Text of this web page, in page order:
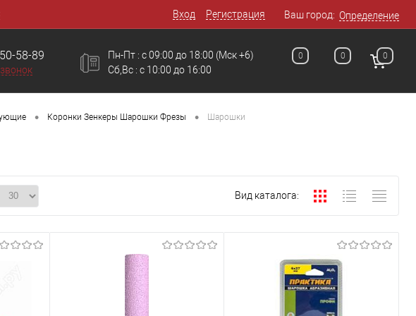
Вход Регистрация Ваш город: Определение
58-89
Пн-Пт : с 09:00 до 18:00
Сб,Вс : c 10:00 до 16:00
(Мск +6) 0 0 0
• Коронки Зенкеры Шарошки Фрезы • Шарошки
Вид каталога: